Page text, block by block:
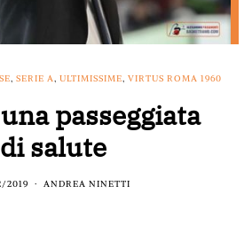
, SERIE A, ULTIMISSIME, VIRTUS ROMA 1960
passeggiata
di salute
2019 ANDREA NINETTI